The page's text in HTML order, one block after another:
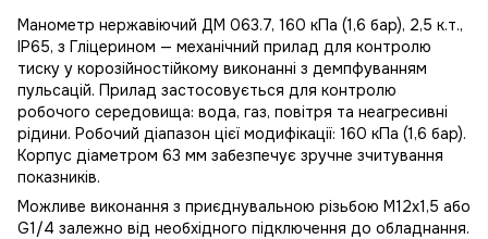
Манометр нержавіючий ДМ 063.7, 160 кПа (1,6 бaр), 2,5 к.т.,
IP65, з Гліцерином — механічний прилад для контролю
тиску у корозійностійкому виконанні з демпфуванням
пульсацій. Прилад застосовується для контролю
робочого середовища: вода, газ, повітря та неагресивні
рідини. Робочий діапазон цієї модифікації: 160 кПа (1,6 бaр).
Корпус діаметром 63 мм забезпечує зручне зчитування
показників.
Можливе виконання з приєднувальною різьбою М12х1,5 або
G1/4 залежно від необхідного підключення до обладнання.